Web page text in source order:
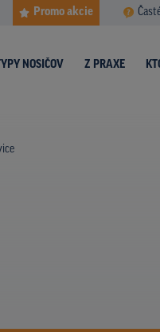
Promo akcie
NOSIČOV Z PRAXE